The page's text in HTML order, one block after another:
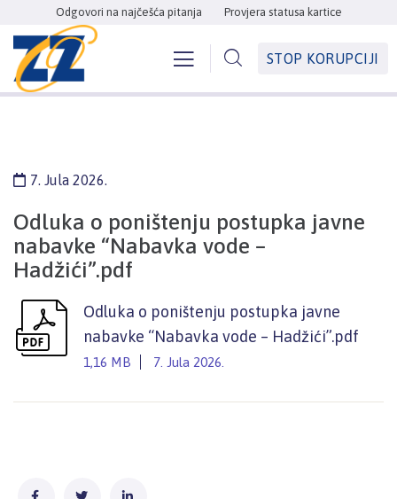
Odgovori na najčešća pitanja Provjera statusa kartice
STOP KORUPCIJI
7. Jula 2026.
Odluka o poništenju postupka javne
nabavke “Nabavka vode –
Hadžići”.pdf
Odluka o poništenju postupka javne
nabavke “Nabavka vode – Hadžići”.pdf
1,16 MB 7. Jula 2026.